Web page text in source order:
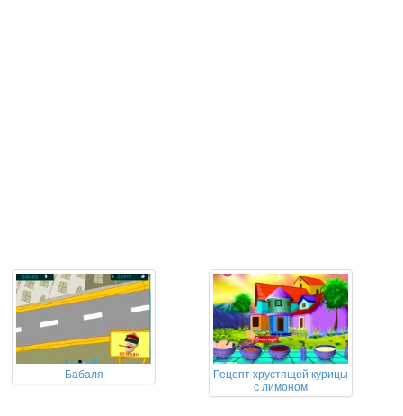
Бабаля
Рецепт хрустящей курицы
с лимоном